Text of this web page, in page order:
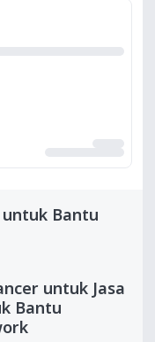
untuk Bantu
untuk Jasa
Bantu